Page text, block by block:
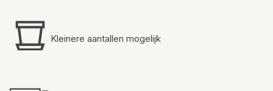
Kleinere aantallen mogelijk